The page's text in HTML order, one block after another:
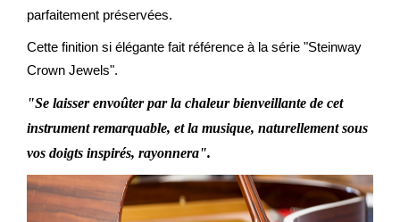
parfaitement préservées.
Cette finition si élégante fait référence à la série "Steinway
Crown Jewels".
"Se laisser envoûter par la chaleur bienveillante de cet
instrument remarquable, et la musique, naturellement sous
vos doigts inspirés, rayonnera".